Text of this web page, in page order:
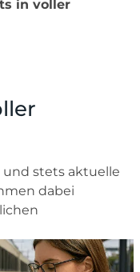
in voller
und stets aktuelle
dabei